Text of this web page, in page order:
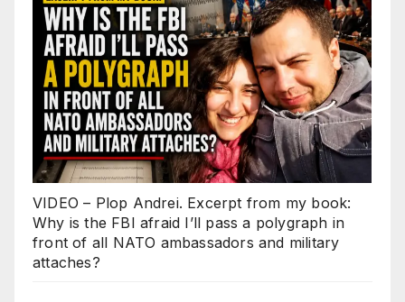
VIDEO – Plop Andrei. Excerpt from my book:
Why is the FBI afraid I’ll pass a polygraph in
front of all NATO ambassadors and military
attaches?